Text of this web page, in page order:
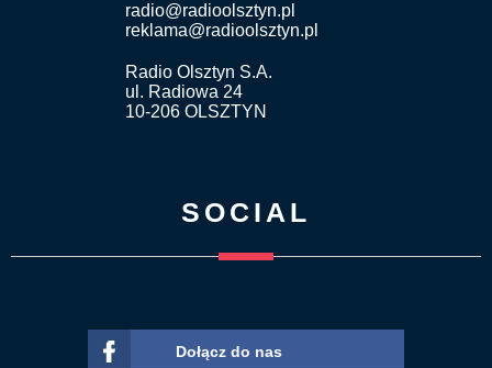
radio@radioolsztyn.pl
reklama@radioolsztyn.pl
Radio Olsztyn S.A.
ul. Radiowa 24
10-206 OLSZTYN
SOCIAL
Dołącz do nas